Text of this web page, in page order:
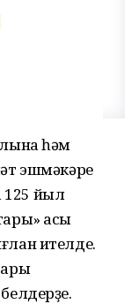
һәм
эшмәкәре
йыл
асыҡ
ителде.